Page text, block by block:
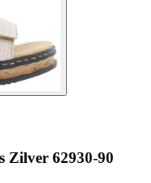
Zilver 62930-90